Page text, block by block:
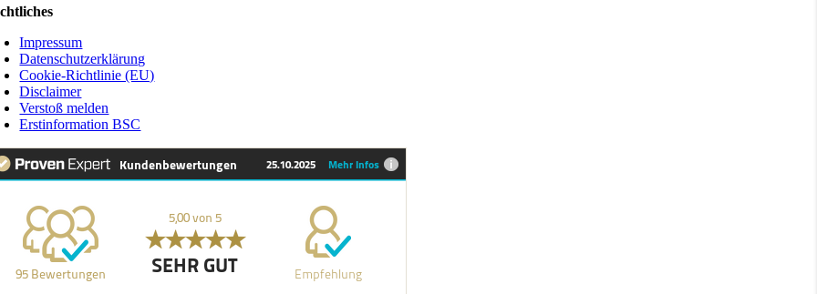
Impressum
Datenschutzerklärung
Cookie-Richtlinie (EU)
Disclaimer
Verstoß melden
Erstinformation BSC